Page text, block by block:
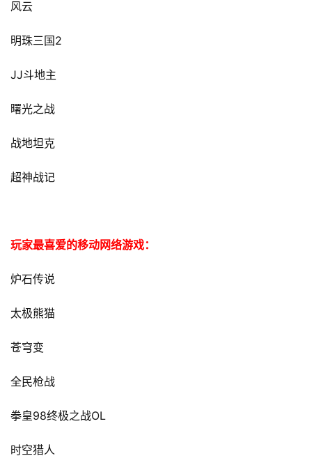
风云
明珠三国 2
JJ斗地主
曙光之战
战地坦克
超神战记
玩家最喜爱的移动网络游戏：
炉石传说
太极熊猫
苍穹变
全民枪战
拳皇98终极之战OL
时空猎人